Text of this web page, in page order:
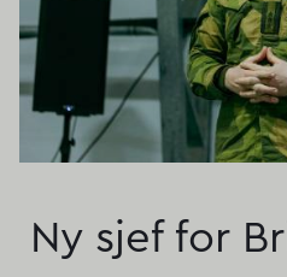
Ny sjef for